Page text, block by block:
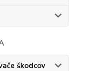
škodcov